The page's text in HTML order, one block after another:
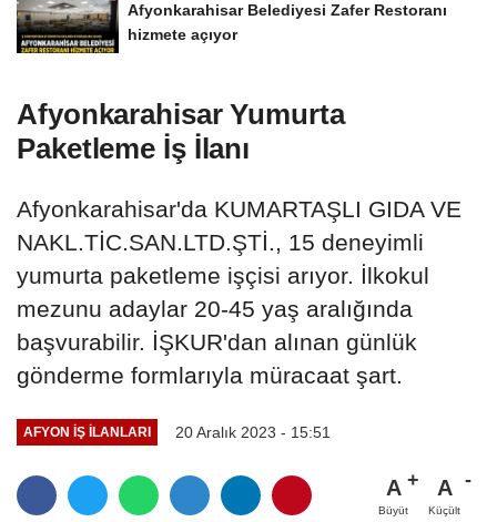
Afyonkarahisar Belediyesi Zafer Restoranı
hizmete açıyor
Afyonkarahisar Yumurta
Paketleme İş İlanı
Afyonkarahisar'da KUMARTAŞLI GIDA VE
NAKL.TİC.SAN.LTD.ŞTİ., 15 deneyimli
yumurta paketleme işçisi arıyor. İlkokul
mezunu adaylar 20-45 yaş aralığında
başvurabilir. İŞKUR'dan alınan günlük
gönderme formlarıyla müracaat şart.
AFYON İŞ İLANLARI 20 Aralık 2023 - 15:51
A
Büyüt
A
Küçült